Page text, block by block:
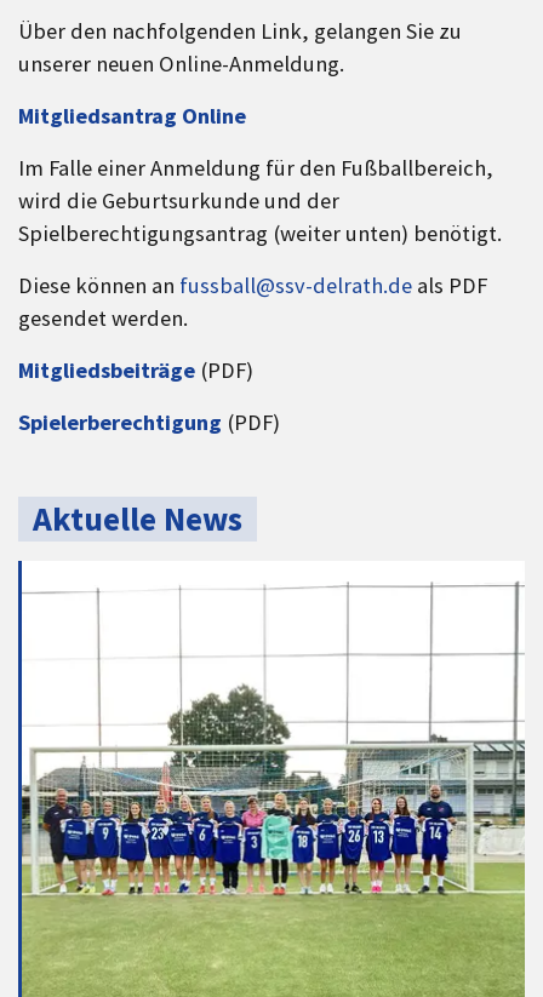
Über den nachfolgenden Link, gelangen Sie zu
unserer neuen Online-Anmeldung.
Mitgliedsantrag Online
Im Falle einer Anmeldung für den Fußballbereich,
wird die Geburtsurkunde und der
Spielberechtigungsantrag (weiter unten) benötigt.
Diese können an fussball@ssv-delrath.de als PDF
gesendet werden.
Mitgliedsbeiträge (PDF)
Spielerberechtigung (PDF)
Aktuelle News